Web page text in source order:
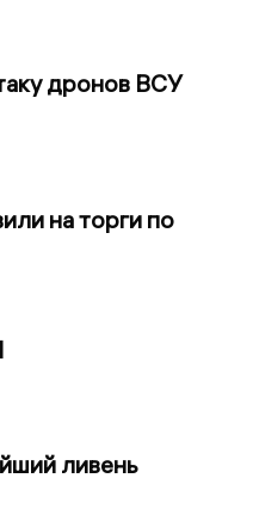
дронов ВСУ
на торги по
ливень